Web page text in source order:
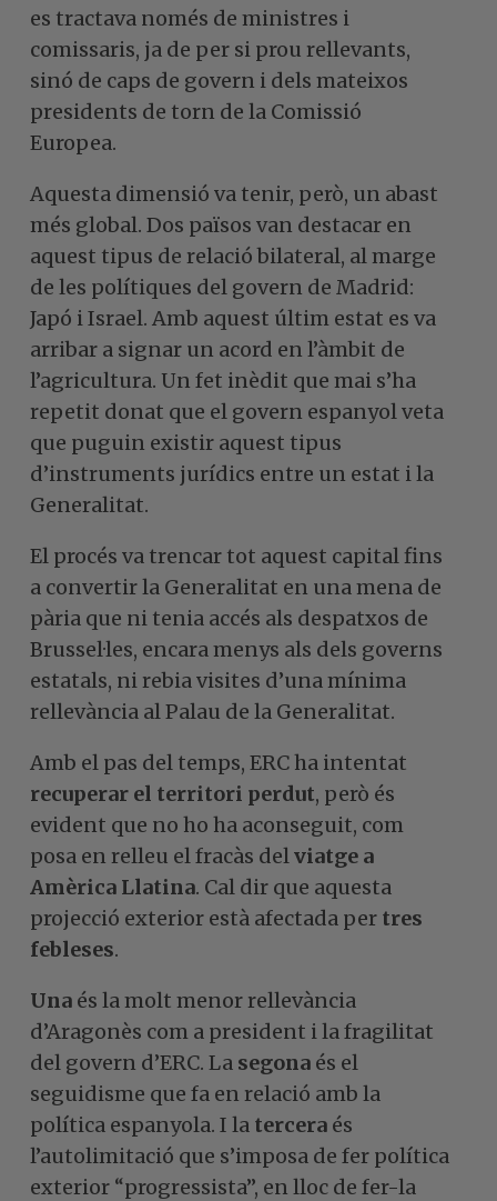
es tractava només de ministres i
comissaris, ja de per si prou rellevants,
sinó de caps de govern i dels mateixos
presidents de torn de la Comissió
Europea.
Aquesta dimensió va tenir, però, un abast
més global. Dos països van destacar en
aquest tipus de relació bilateral, al marge
de les polítiques del govern de Madrid:
Japó i Israel. Amb aquest últim estat es va
arribar a signar un acord en l’àmbit de
l’agricultura. Un fet inèdit que mai s’ha
repetit donat que el govern espanyol veta
que puguin existir aquest tipus
d’instruments jurídics entre un estat i la
Generalitat.
El procés va trencar tot aquest capital fins
a convertir la Generalitat en una mena de
pària que ni tenia accés als despatxos de
Brussel·les, encara menys als dels governs
estatals, ni rebia visites d’una mínima
rellevància al Palau de la Generalitat.
Amb el pas del temps, ERC ha intentat
recuperar el territori perdut, però és
evident que no ho ha aconseguit, com
posa en relleu el fracàs delviatge a
Amèrica Llatina. Cal dir que aquesta
projecció exterior està afectada per tres
febleses.
Una és la molt menor rellevància
d’Aragonès com a president i la fragilitat
del govern d’ERC. La segona és el
seguidisme que fa en relació amb la
política espanyola. I la tercera és
l’autolimitació que s’imposa de fer política
exterior “progressista”, en lloc de fer-la